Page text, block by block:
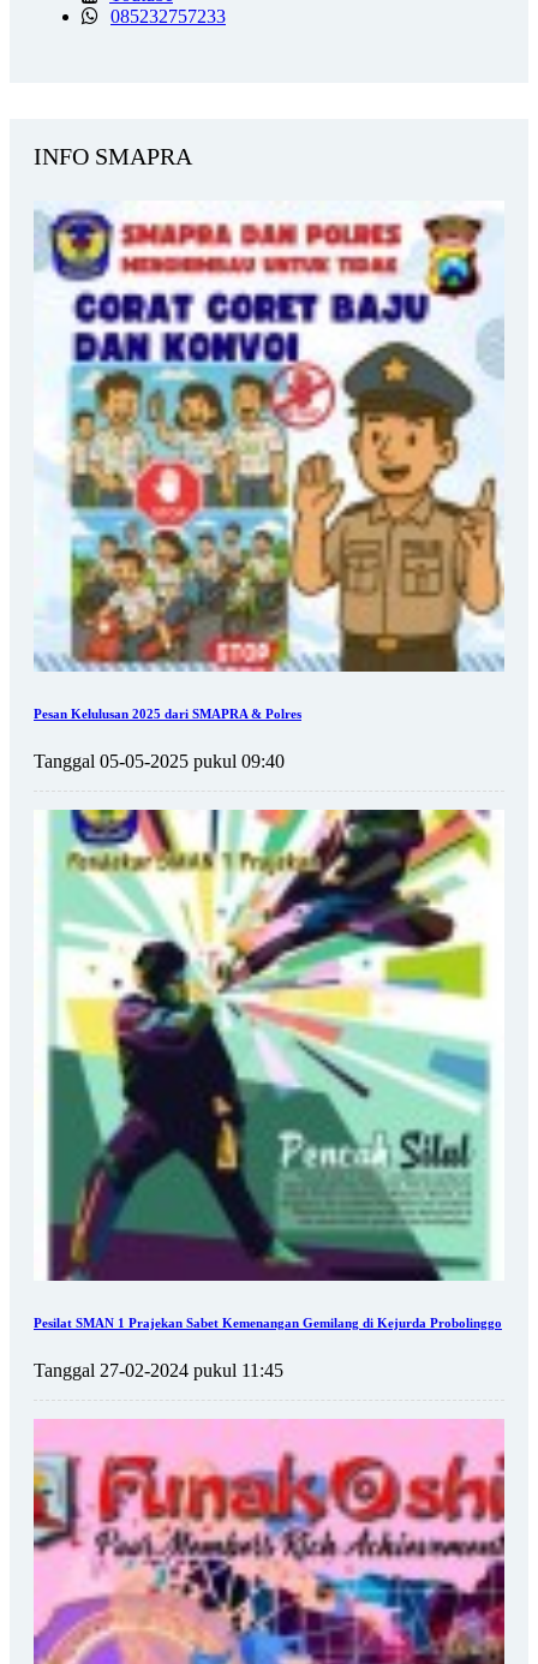
085232757233
INFO SMAPRA
Pesan Kelulusan 2025 dari SMAPRA & Polres
Tanggal 05-05-2025 pukul 09:40
Pesilat SMAN 1 Prajekan Sabet Kemenangan Gemilang di Kejurda Probolinggo
Tanggal 27-02-2024 pukul 11:45